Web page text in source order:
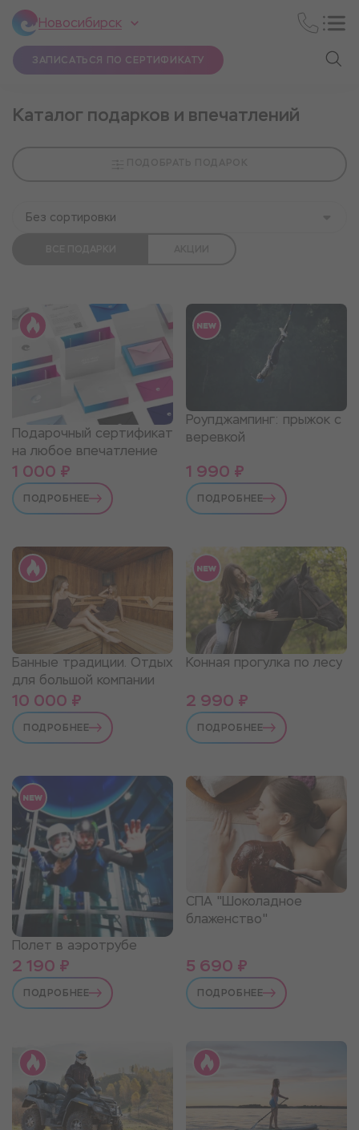
Новосибирск
ЗАПИСАТЬСЯ ПО СЕРТИФИКАТУ
Каталог подарков и впечатлений
Без сортировки
Подарочный сертификат
на любое впечатление
1 000 ₽
ПОДРОБНЕЕ
Роупджампинг: прыжок с
веревкой
1 990 ₽
ПОДРОБНЕЕ
Банные традиции. Отдых
для большой компании
10 000 ₽
ПОДРОБНЕЕ
Конная прогулка по лесу
2 990 ₽
ПОДРОБНЕЕ
Полет в аэротрубе
2 190 ₽
ПОДРОБНЕЕ
СПА "Шоколадное
блаженство"
5 690 ₽
ПОДРОБНЕЕ